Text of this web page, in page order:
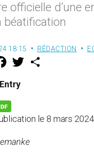
officielle d’une
béatification
18:15 RÉDACTION
F
a
e
b
o
k
w
le 8 mars